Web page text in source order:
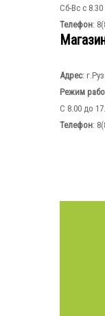
Сб-Вс с
Телефон:
Адрес:
Режим
С 8.00 до
Телефон: